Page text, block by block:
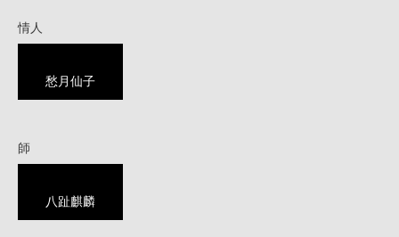
情人
愁月仙子
師
八趾麒麟